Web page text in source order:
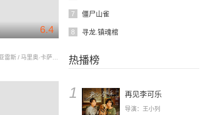
7 僵尸山雀
8 寻龙.镇魂棺
热播榜
1 再见李可乐
导演：王小列
6.4
布兰卡·苏亚雷斯 / 马里奥·卡萨斯 / 卡门·马奇